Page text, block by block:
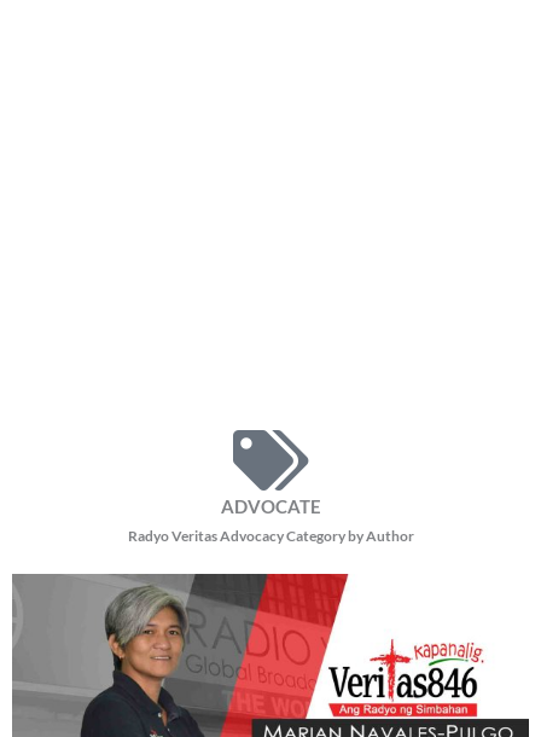
ADVOCATE
Radyo Veritas Advocacy Category by Author